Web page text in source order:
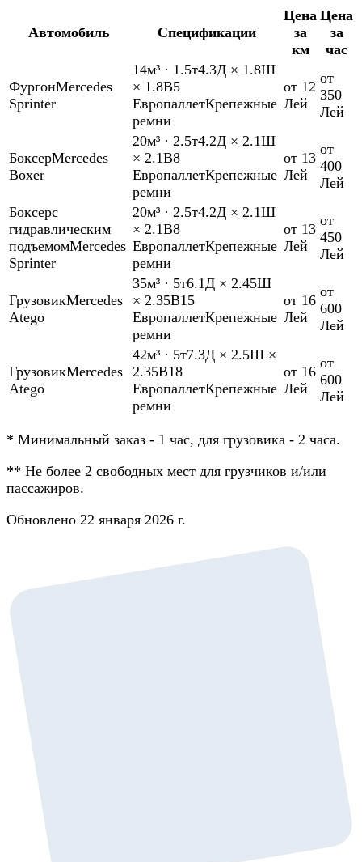
Автомобиль Спецификации
Цена
за
км
Цена
за
час
ФургонMercedes
Sprinter
14м³ · 1.5т4.3Д × 1.8Ш
× 1.8В5
ЕвропаллетКрепежные
ремни
от 12
Лей
от
350
Лей
БоксерMercedes
Boxer
20м³ · 2.5т4.2Д × 2.1Ш
× 2.1В8
ЕвропаллетКрепежные
ремни
от 13
Лей
от
400
Лей
Боксерс
гидравлическим
подъемомMercedes
Sprinter
20м³ · 2.5т4.2Д × 2.1Ш
× 2.1В8
ЕвропаллетКрепежные
ремни
от 13
Лей
от
450
Лей
ГрузовикMercedes
Atego
35м³ · 5т6.1Д × 2.45Ш
× 2.35В15
ЕвропаллетКрепежные
ремни
от 16
Лей
от
600
Лей
ГрузовикMercedes
Atego
42м³ · 5т7.3Д × 2.5Ш ×
2.35В18
ЕвропаллетКрепежные
ремни
от 16
Лей
от
600
Лей
* Минимальный заказ - 1 час, для грузовика - 2 часа.
** Не более 2 свободных мест для грузчиков и/или
пассажиров.
Обновлено 22 января 2026 г.